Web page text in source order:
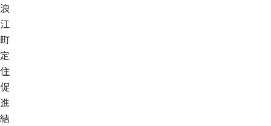
浪
江
町
定
住
促
進
結